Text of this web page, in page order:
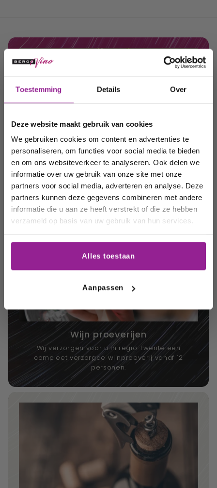
Toestemming Details Over
Deze website maakt gebruik van cookies
We gebruiken cookies om content en advertenties te
personaliseren, om functies voor social media te bieden
en om ons websiteverkeer te analyseren. Ook delen we
informatie over uw gebruik van onze site met onze
partners voor social media, adverteren en analyse. Deze
partners kunnen deze gegevens combineren met andere
informatie die u aan ze heeft verstrekt of die ze hebben
verzameld op basis van uw gebruik van hun services.
Alles toestaan
Aanpassen
Wijn & spijs advies
Wij helpen graag met het maken van de juiste wijn
en spijs combinaties.
Wijn proeverijen
Wij verzorgen voor u in regio Twente een
compleet verzorgde wijnproeverij vanaf 12
personen.
Ontvang 10%
korting op uw
volgende
order!
Wij houden u graag op de
hoogte van onze acties,
wijnhuizen en uw
favoriete wijnen!